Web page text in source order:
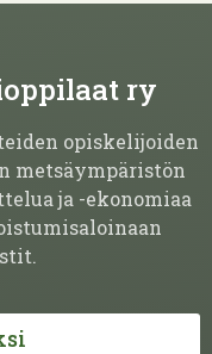
ry
opiskelijoiden
metsäympäristön
ja -ekonomiaa